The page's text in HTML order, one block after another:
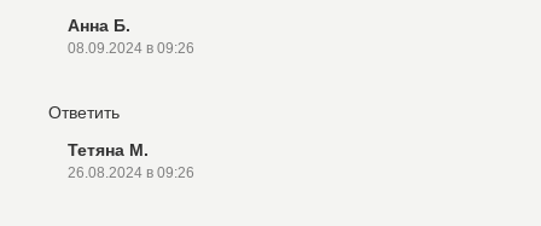
Анна Б.
08.09.2024 в 09:26
Ответить
Тетяна М.
26.08.2024 в 09:26